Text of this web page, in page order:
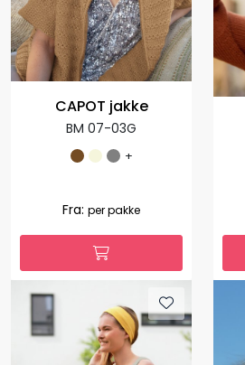
CAPOT jakke
BM 07-03G
+
Fra: per pakke